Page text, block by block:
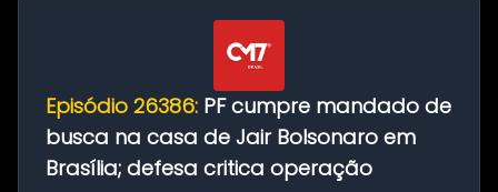
Episódio 26386: PF cumpre mandado de
busca na casa de Jair Bolsonaro em
Brasília; defesa critica operação